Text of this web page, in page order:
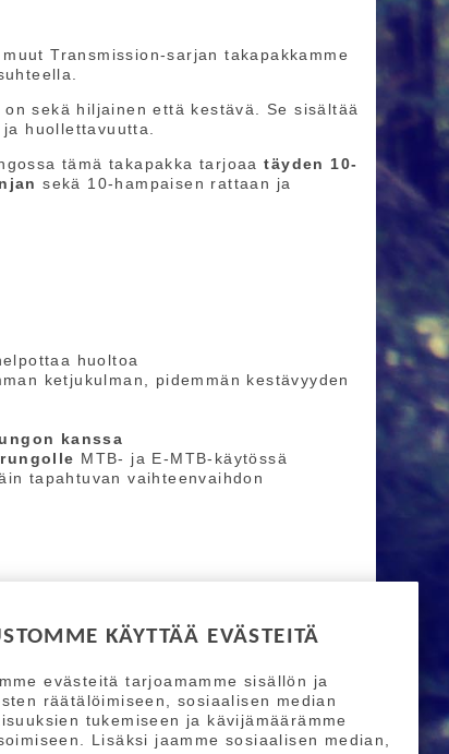
KÄYTTÄÄ EVÄSTEITÄ
evästeitä tarjoamamme sisällön ja
räätälöimiseen, sosiaalisen median
tukemiseen ja kävijämäärämme
Lisäksi jaamme sosiaalisen median,
Transmission-sarjan takapakkamme
sekä hiljainen että kestävä. Se sisältää
huollettavuutta.
tämä takapakka tarjoaatäyden 10-
sekä 10-hampaisen rattaan ja
huoltoa
ketjukulman, pidemmän kestävyyden
kanssa
MTB- ja E-MTB-käytössä
tapahtuvan vaihteenvaihdon